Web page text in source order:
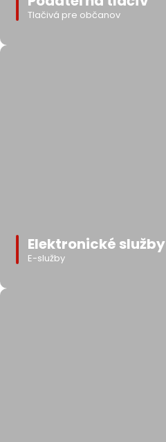
Tlačivá pre občanov
Elektronické služby
E-služby